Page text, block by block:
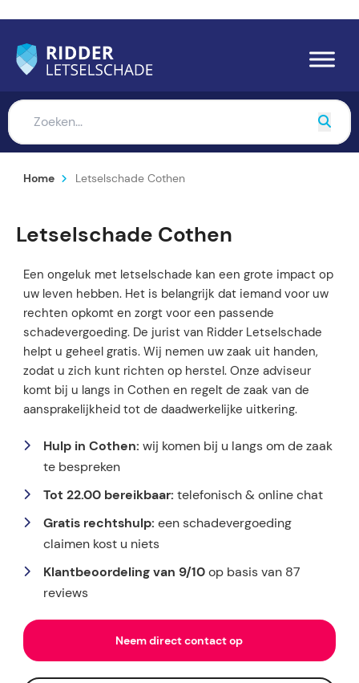
Home Letselschade Cothen
Letselschade Cothen
Een ongeluk met letselschade kan een grote impact op
uw leven hebben. Het is belangrijk dat iemand voor uw
rechten opkomt en zorgt voor een passende
schadevergoeding. De jurist van Ridder Letselschade
helpt u geheel gratis. Wij nemen uw zaak uit handen,
zodat u zich kunt richten op herstel. Onze adviseur
komt bij u langs in Cothen en regelt de zaak van de
aansprakelijkheid tot de daadwerkelijke uitkering.
Hulp in Cothen: wij komen bij u langs om de zaak
te bespreken
Tot 22.00 bereikbaar: telefonisch & online chat
Gratis rechtshulp: een schadevergoeding
claimen kost u niets
Klantbeoordeling van 9/10op basis van 87
reviews
Neem direct contact op